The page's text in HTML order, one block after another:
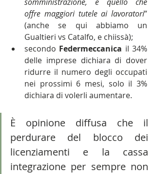
offre maggiori tutele ai lavoratori”
(anche se qui abbiamo un
Gualtieri vs Catalfo, e chiissà);
secondo Federmeccanica il 34%
delle imprese dichiara di dover
ridurre il numero degli occupati
nei prossimi 6 mesi, solo il 3%
dichiara di volerli aumentare.
È opinione diffusa che il
perdurare del blocco dei
licenziamenti e la cassa
integrazione per sempre non